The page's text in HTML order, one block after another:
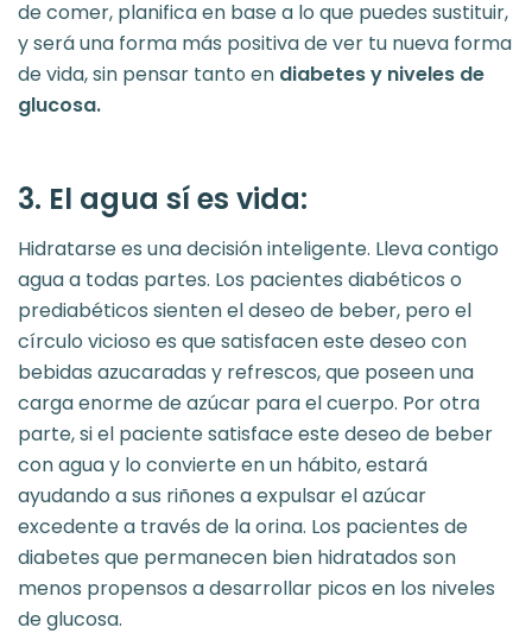
de comer, planifica en base a lo que puedes sustituir,
y será una forma más positiva de ver tu nueva forma
de vida, sin pensar tanto en diabetes y niveles de
glucosa.
3. El agua sí es vida:
Hidratarse es una decisión inteligente. Lleva contigo
agua a todas partes. Los pacientes diabéticos o
prediabéticos sienten el deseo de beber, pero el
círculo vicioso es que satisfacen este deseo con
bebidas azucaradas y refrescos, que poseen una
carga enorme de azúcar para el cuerpo. Por otra
parte, si el paciente satisface este deseo de beber
con agua y lo convierte en un hábito, estará
ayudando a sus riñones a expulsar el azúcar
excedente a través de la orina. Los pacientes de
diabetes que permanecen bien hidratados son
menos propensos a desarrollar picos en los niveles
de glucosa.